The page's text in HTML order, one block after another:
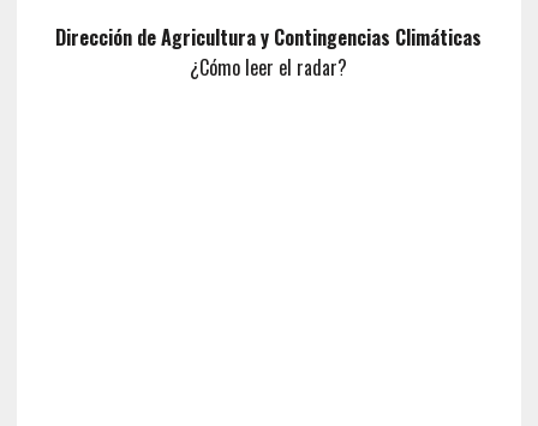
Dirección de Agricultura y Contingencias Climáticas
¿Cómo leer el radar?